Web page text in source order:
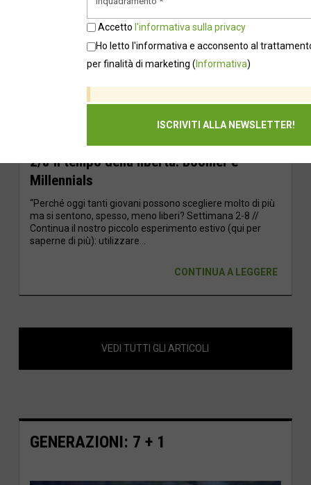
2/8 Il tempo della libertà: Boomer e
Millennials
“Perché oggi tanti giovani possono scegliere molto di più
ma si sentono, spesso, meno liberi? Settimana 2-8 //
Continua il nostro piccolo esperimento estivo (qui per
saperne di più): utilizzare...
CONTINUA A LEGGERE
VEDI TUTTI GLI ARTICOLI
GENERAZIONI: 7 + 1
Accetto l'informativa sulla privacy
Ho letto l'informativa e acconsento al
per finalità di marketing ( Informativa)